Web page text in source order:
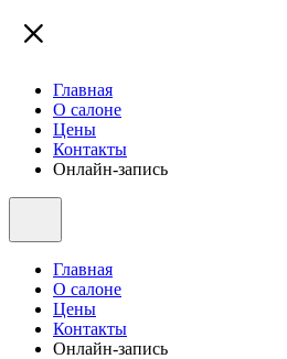
Главная
О салоне
Цены
Контакты
Онлайн-запись
Главная
О салоне
Цены
Контакты
Онлайн-запись